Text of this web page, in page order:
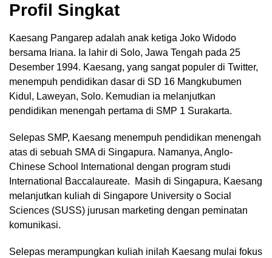
Profil Singkat
Kaesang Pangarep adalah anak ketiga Joko Widodo
bersama Iriana. Ia lahir di Solo, Jawa Tengah pada 25
Desember 1994. Kaesang, yang sangat populer di Twitter,
menempuh pendidikan dasar di SD 16 Mangkubumen
Kidul, Laweyan, Solo. Kemudian ia melanjutkan
pendidikan menengah pertama di SMP 1 Surakarta.
Selepas SMP, Kaesang menempuh pendidikan menengah
atas di sebuah SMA di Singapura. Namanya, Anglo-
Chinese School International dengan program studi
International Baccalaureate. Masih di Singapura, Kaesang
melanjutkan kuliah di Singapore University o Social
Sciences (SUSS) jurusan marketing dengan peminatan
komunikasi.
Selepas merampungkan kuliah inilah Kaesang mulai fokus